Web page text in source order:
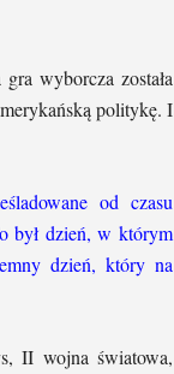
wyborcza została
politykę. I
od czasu
był dzień, w którym
dzień, który na
II wojna światowa,